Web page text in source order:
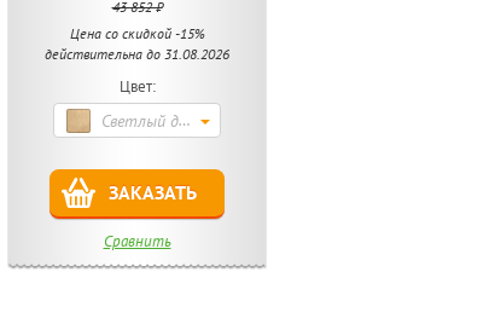
43 852 ₽
Цена со скидкой -15%
действительна до 31.08.2026
Цвет:
Светлый дуб
ЗАКАЗАТЬ
Сравнить